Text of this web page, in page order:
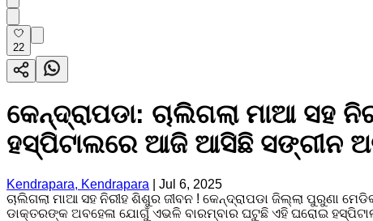
22
କେନ୍ଦ୍ରାପଡା: ଚାଲିଗଲା ମାଆ ସହ
ହସ୍ପିଟାଲରେ ଆଜି ଆସିଛି ସଙ୍ଗୀନ
Kendrapara, Kendrapara
Jul 6, 2025
ଚାଲିଗଲା ମାଆ ସହ ନିରୀହ ଶିଶୁର ଜୀବନ ! କେନ୍ଦ୍ରାପଡା ଜିଲ୍ଲା ପୁରୁଣା
ଡାକ୍ତରଙ୍କ ଅବହେଳା ଯୋଗୁଁ ଏଭଳି ବାରମ୍ବାର ଘଟୁଛି ଏହି ଘରୋଇ